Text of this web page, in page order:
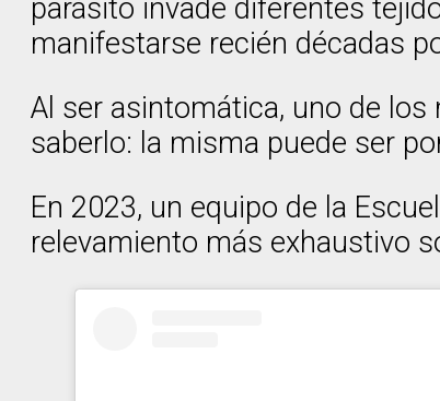
parásito invade diferentes
manifestarse recién décadas
Al ser asintomática, uno de
saberlo: la misma puede ser
En 2023, un equipo de la
relevamiento más exhaustivo